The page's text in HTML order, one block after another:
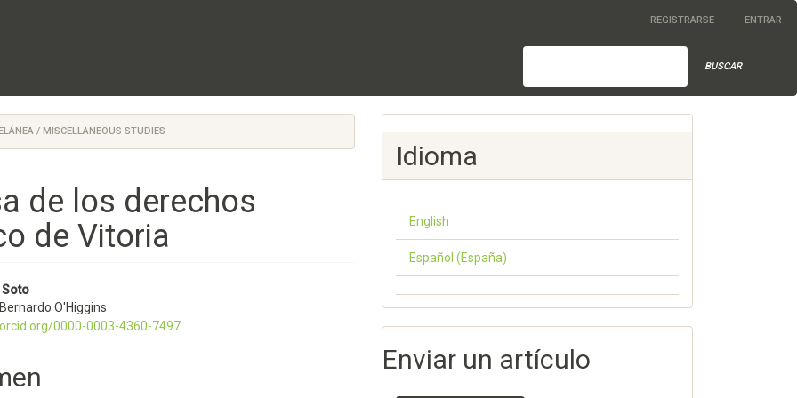
REGISTRARSE ENTRAR
BUSCAR
/ MISCELLANEOUS STUDIES
de los derechos
de Vitoria
O'Higgins
0000-0003-4360-7497
Idioma
English
Español (España)
Enviar un artículo